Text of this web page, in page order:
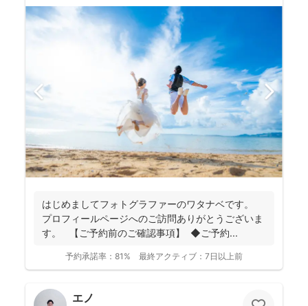
はじめましてフォトグラファーのワタナベです。
プロフィールページへのご訪問ありがとうございま
す。 【ご予約前のご確認事項】 ◆ご予約...
予約承諾率： 81% 最終アクティブ： 7日以上前
エノ